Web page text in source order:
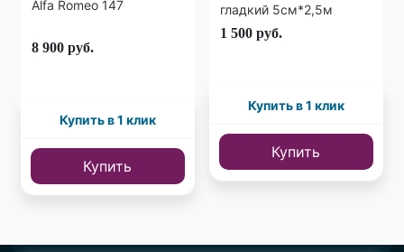
Alfa Romeo 147
8 900 руб.
Купить в 1 клик
Купить
гладкий 5см*2,5м
1 500 руб.
Купить в 1 клик
Купить